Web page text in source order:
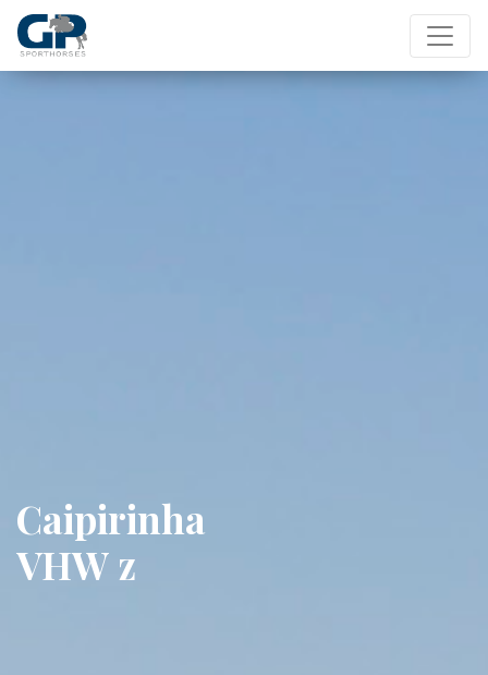
Caipirinha
VHW z